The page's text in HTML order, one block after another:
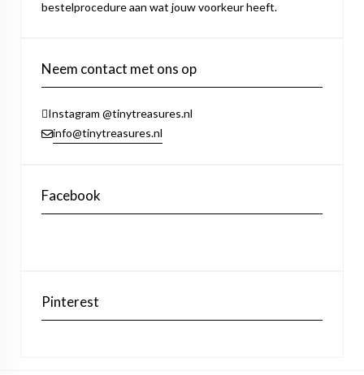
bestelprocedure aan wat jouw voorkeur heeft.
Neem contact met ons op
Instagram @tinytreasures.nl
info@tinytreasures.nl
Facebook
Pinterest